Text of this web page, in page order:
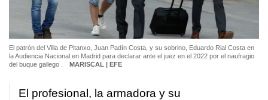
El patrón del Villa de Pitanxo, Juan Padín Costa, y su sobrino, Eduardo Rial Costa en
la Audiencia Nacional en Madrid para declarar ante el juez en el 2022 por el naufragio
del buque gallego .
MARISCAL | EFE
El profesional, la armadora y su